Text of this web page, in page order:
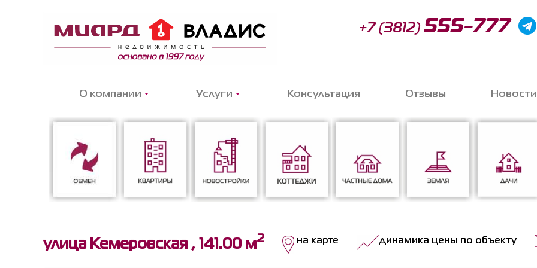
+7 (3812) 555-777
О компании Услуги Консультация Отзывы Новости
Обмен Квартиры Новостройки Коттеджи Частные дома Земля Дачи
улица Кемеровская , 141.00 м2 на карте динамика цены по объекту